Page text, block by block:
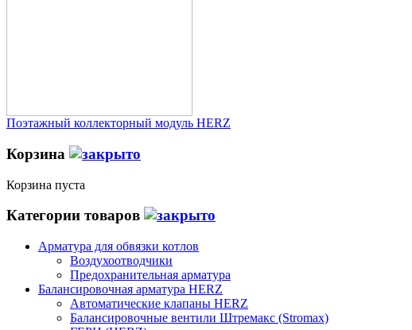
Поэтажный коллекторный модуль HERZ
Корзина
Корзина пуста
Категории товаров
Арматура для обвязки котлов
Воздухоотводчики
Предохранительная арматура
Балансировочная арматура HERZ
Автоматические клапаны HERZ
Балансировочные вентили Штремакс (Stromax)